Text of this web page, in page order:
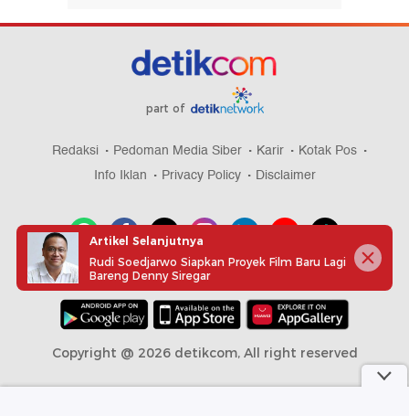
part of
Redaksi Pedoman Media Siber Karir
Kotak Pos
Info Iklan
Privacy Policy Disclaimer
Download aplikasi detikcom
Copyright @ 2026 detikcom, All right reserved
Artikel Selanjutnya
Rudi Soedjarwo Siapkan Proyek Film Baru Lagi
Bareng Denny Siregar